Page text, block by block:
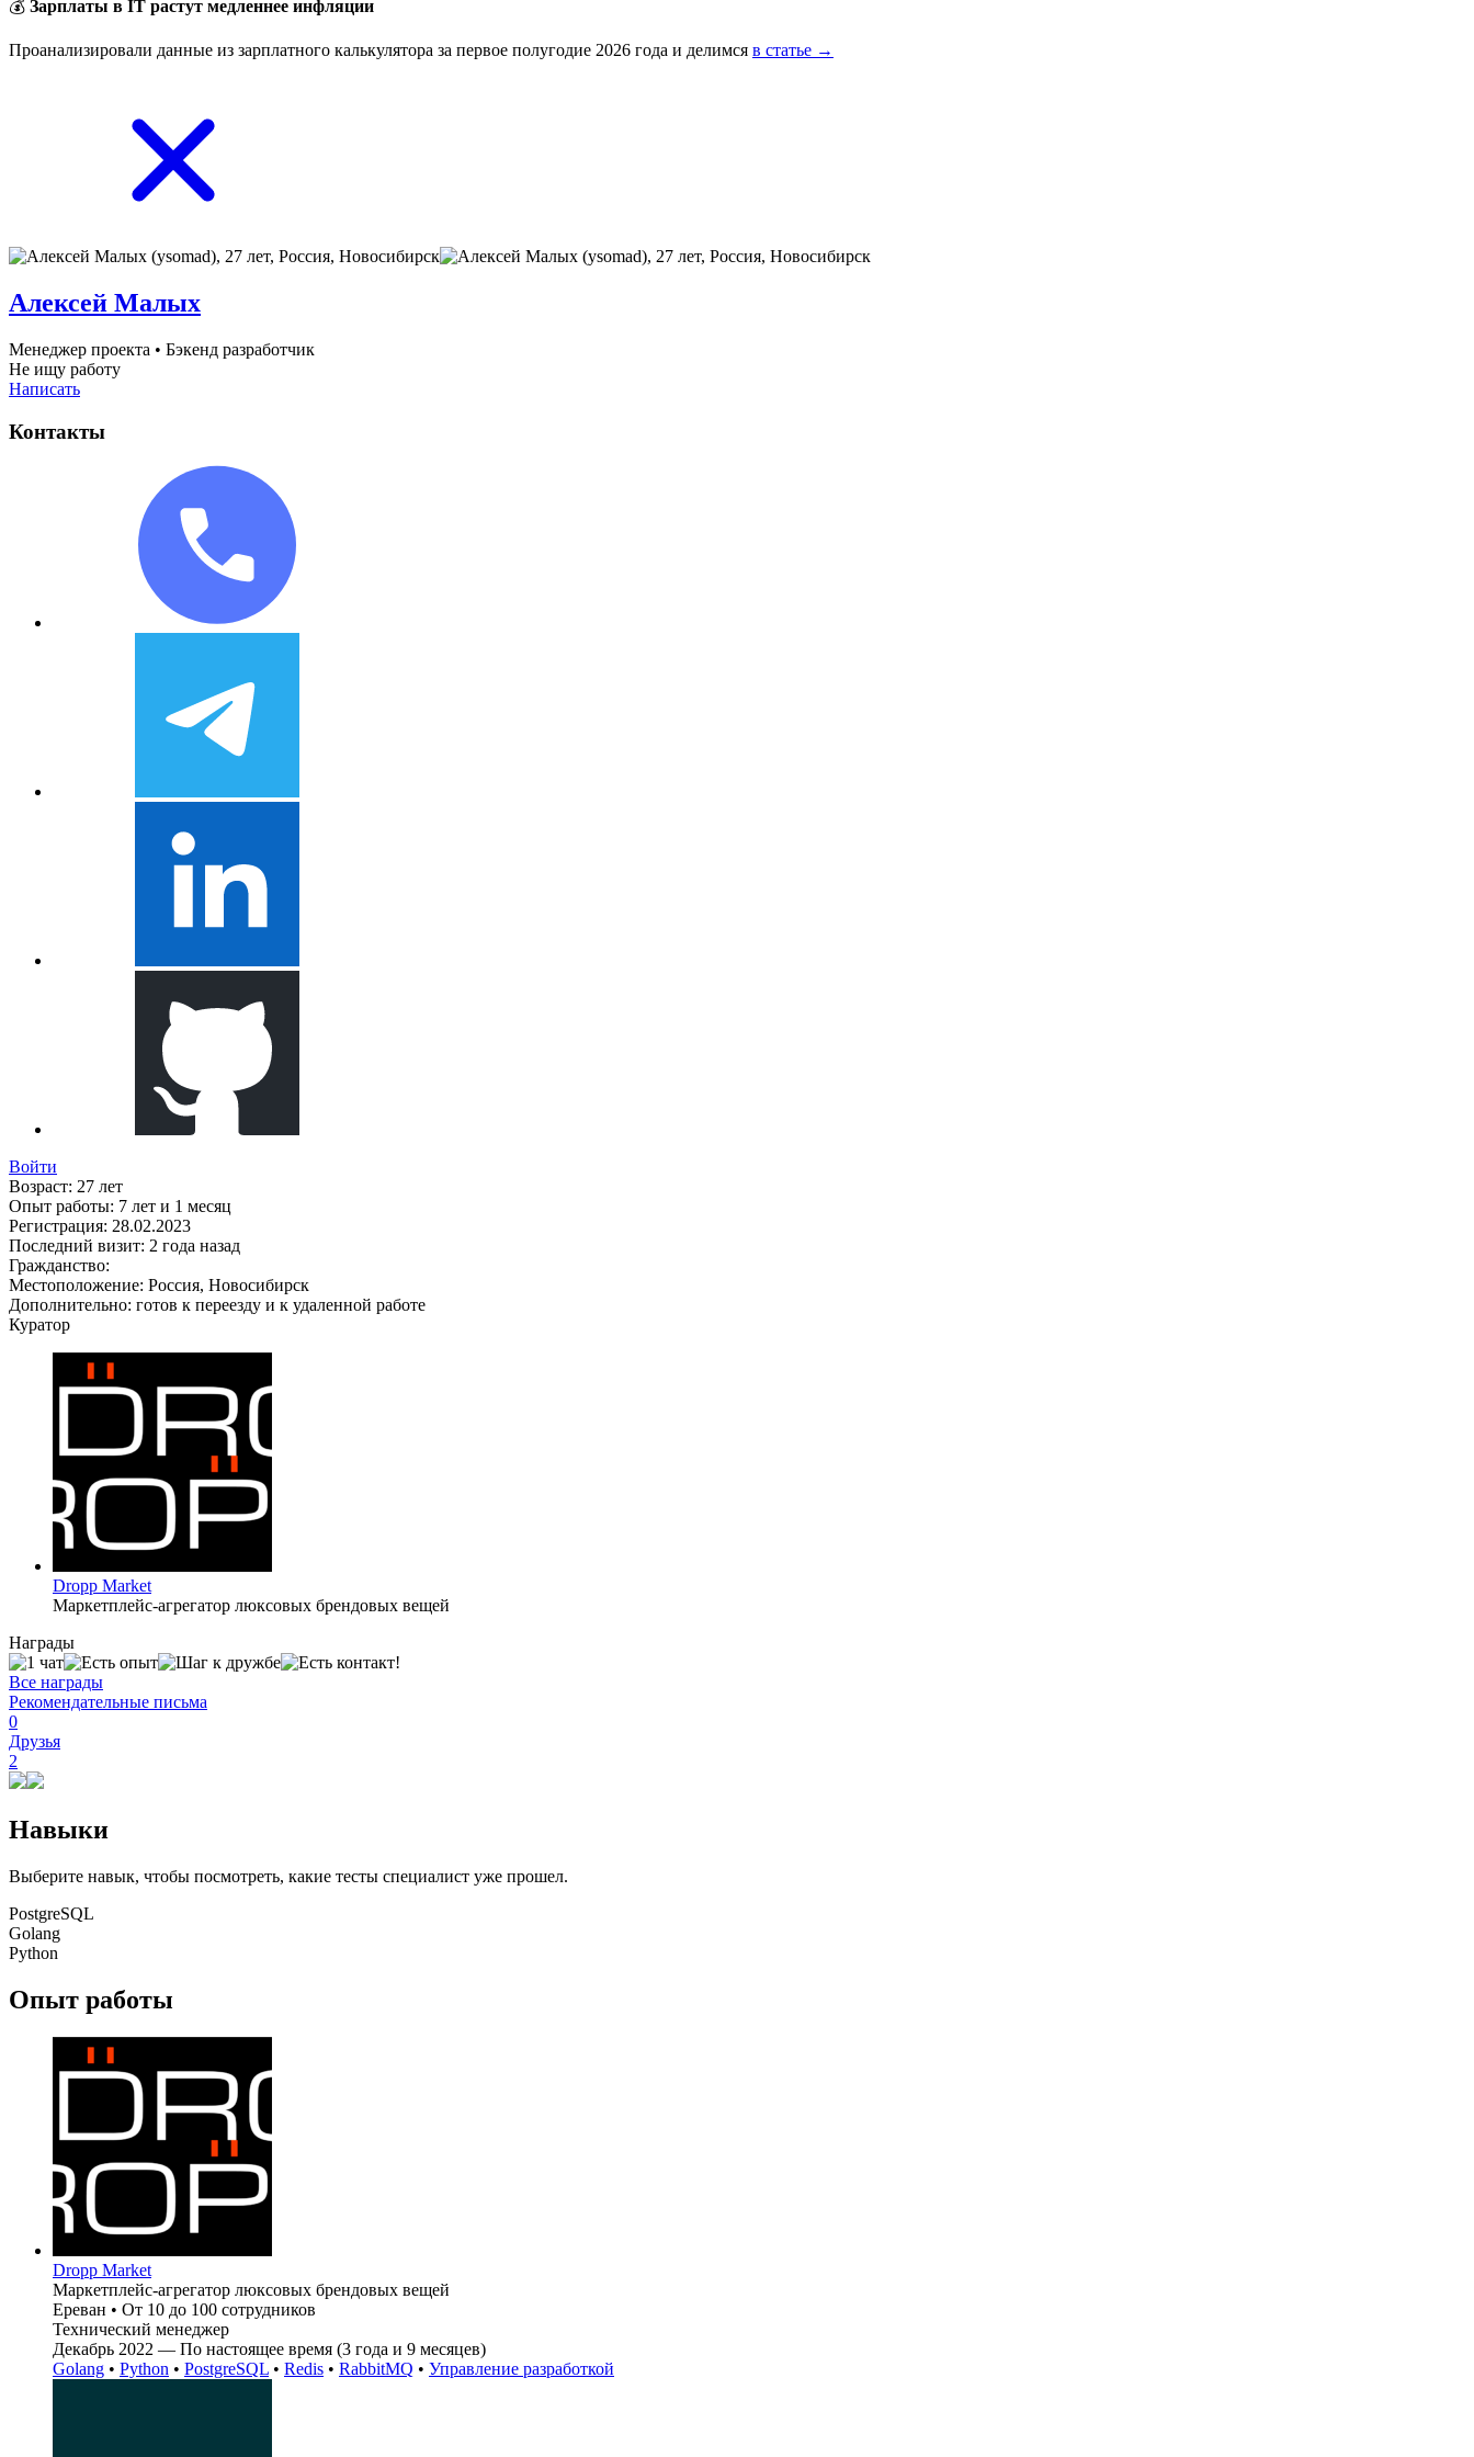
💰 Зарплаты в IT растут медленнее инфляции
Проанализировали данные из зарплатного калькулятора за первое полугодие 2026 года и делимся в статье →
Алексей Малых
Менеджер проекта • Бэкенд разработчик
Не ищу работу
Написать
Контакты
Войти
Возраст: 27 лет
Опыт работы: 7 лет и 1 месяц
Регистрация: 28.02.2023
Последний визит: 2 года назад
Гражданство:
Местоположение: Россия, Новосибирск
Дополнительно: готов к переезду и к удаленной работе
Куратор
Dropp Market
Маркетплейс-агрегатор люксовых брендовых вещей
Награды
Все награды
Рекомендательные письма
0
Друзья
2
Навыки
Выберите навык, чтобы посмотреть, какие тесты специалист уже прошел.
PostgreSQL
Golang
Python
Опыт работы
Dropp Market
Маркетплейс-агрегатор люксовых брендовых вещей
Ереван • От 10 до 100 сотрудников
Технический менеджер
Декабрь 2022 — По настоящее время (3 года и 9 месяцев)
Golang • Python • PostgreSQL • Redis • RabbitMQ • Управление разработкой